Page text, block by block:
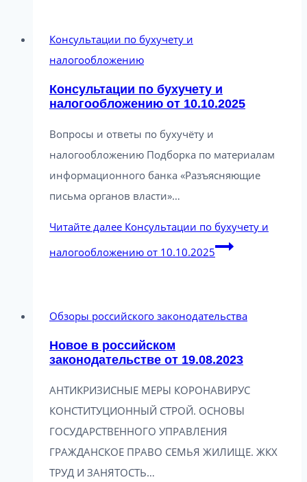
Консультации по бухучету и
налогообложению
Консультации по бухучету и
налогообложению от 10.10.2025
Вопросы и ответы по бухучёту и
налогообложению Подборка по материалам
информационного банка «Разъясняющие
письма органов власти»…
Читайте далее Консультации по бухучету и
налогообложению от 10.10.2025
Обзоры российского законодательства
Новое в российском
законодательстве от 19.08.2023
АНТИКРИЗИСНЫЕ МЕРЫ КОРОНАВИРУС
КОНСТИТУЦИОННЫЙ СТРОЙ. ОСНОВЫ
ГОСУДАРСТВЕННОГО УПРАВЛЕНИЯ
ГРАЖДАНСКОЕ ПРАВО СЕМЬЯ ЖИЛИЩЕ. ЖКХ
ТРУД И ЗАНЯТОСТЬ…